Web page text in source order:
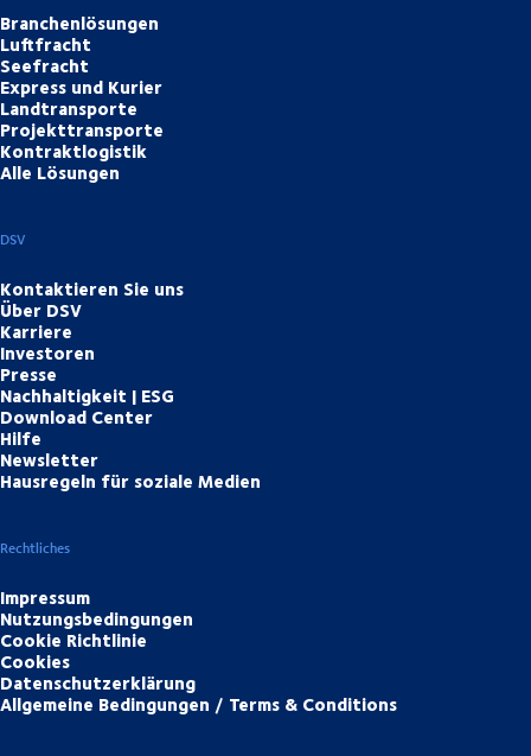
Branchenlösungen
Luftfracht
Seefracht
Express und Kurier
Landtransporte
Projekttransporte
Kontraktlogistik
Alle Lösungen
DSV
Kontaktieren Sie uns
Über DSV
Karriere
Investoren
Presse
Nachhaltigkeit | ESG
Download Center
Hilfe
Newsletter
Hausregeln für soziale Medien
Rechtliches
Impressum
Nutzungsbedingungen
Cookie Richtlinie
Cookies
Datenschutzerklärung
Allgemeine Bedingungen / Terms & Conditions